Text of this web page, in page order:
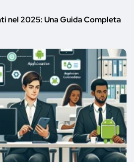
nel 2025: Una Guida Completa